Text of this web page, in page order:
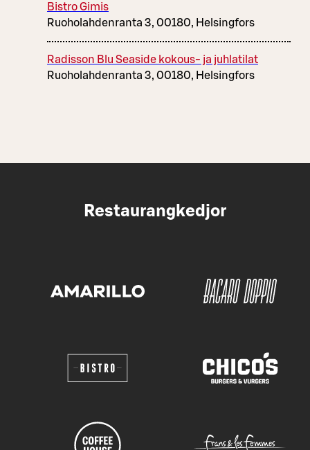
Bistro Gimis
Ruoholahdenranta 3, 00180, Helsingfors
Radisson Blu Seaside kokous- ja juhlatilat
Ruoholahdenranta 3, 00180, Helsingfors
Restaurangkedjor